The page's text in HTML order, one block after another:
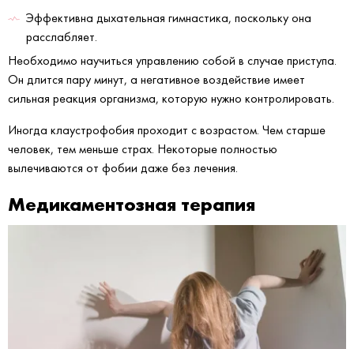
Эффективна дыхательная гимнастика, поскольку она
расслабляет.
Необходимо научиться управлению собой в случае приступа.
Он длится пару минут, а негативное воздействие имеет
сильная реакция организма, которую нужно контролировать.
Иногда клаустрофобия проходит с возрастом. Чем старше
человек, тем меньше страх. Некоторые полностью
вылечиваются от фобии даже без лечения.
Медикаментозная терапия